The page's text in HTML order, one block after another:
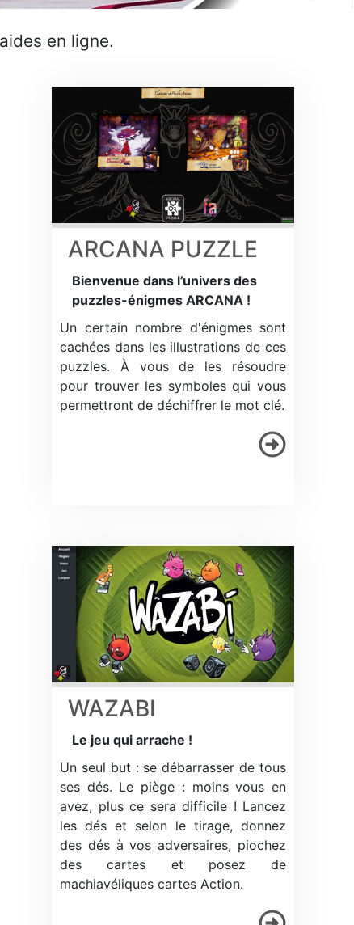
en ligne.
ARCANA PUZZLE
Bienvenue dans l’univers des
puzzles-énigmes ARCANA !
Un certain nombre d'énigmes sont
cachées dans les illustrations de ces
puzzles. À vous de les résoudre
pour trouver les symboles qui vous
permettront de déchiffrer le mot clé.
WAZABI
Le jeu qui arrache !
Un seul but : se débarrasser de tous
ses dés. Le piège : moins vous en
avez, plus ce sera difficile ! Lancez
les dés et selon le tirage, donnez
des dés à vos adversaires, piochez
des cartes et posez de
machiavéliques cartes Action.